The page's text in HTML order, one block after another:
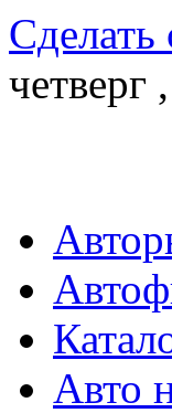
Сделать
четверг
Авто